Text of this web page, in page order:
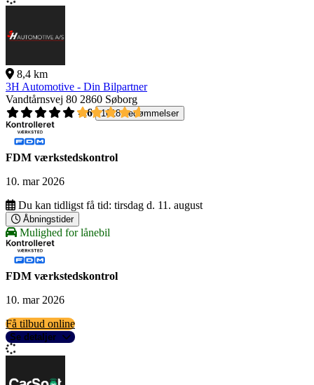
8,4 km
3H Automotive - Din Bilpartner
Vandtårnsvej 80 2860 Søborg
4,6
1618 bedømmelser
FDM værkstedskontrol
10. mar 2026
Du kan tidligst få tid: tirsdag d. 11. august
Åbningstider
Mulighed for lånebil
FDM værkstedskontrol
10. mar 2026
Få tilbud online
Se detaljer